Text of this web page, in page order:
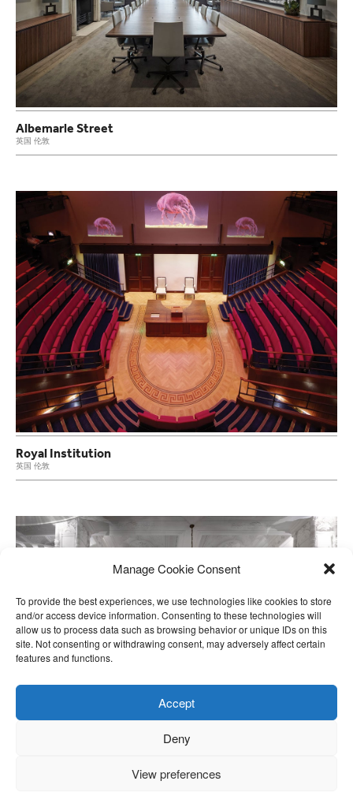
Manage Cookie Consent
To provide the best experiences, we use technologies like cookies to store
and/or access device information. Consenting to these technologies will
allow us to process data such as browsing behavior or unique IDs on this
site. Not consenting or withdrawing consent, may adversely affect certain
features and functions.
Accept
Deny
View preferences
Albemarle Street
英国 伦敦
Royal Institution
英国 伦敦